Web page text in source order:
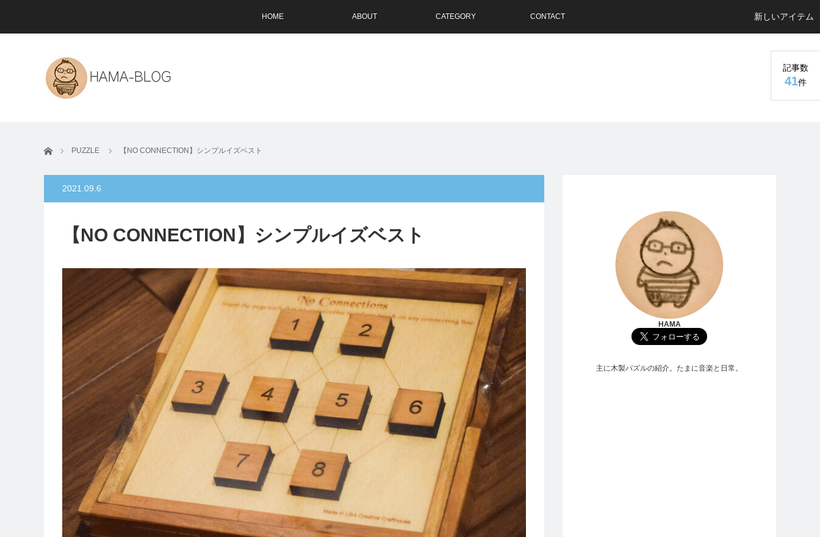
HOME ABOUT CATEGORY CONTACT 新しいアイテム
記事数
41件
ホーム PUZZLE 【NO CONNECTION】シンプルイズベスト
2021.09.6
【NO CONNECTION】シンプルイズベスト
HAMA
主に木製パズルの紹介。たまに音楽と日常。